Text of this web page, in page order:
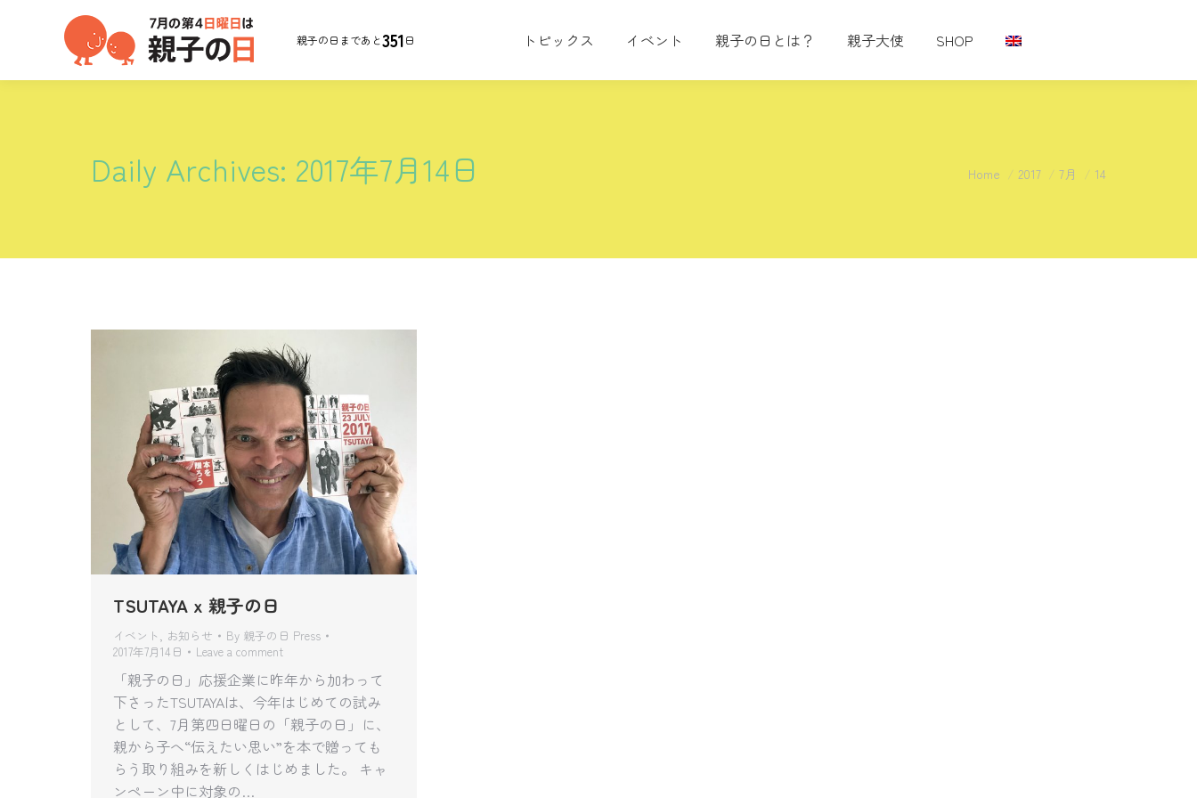
親子の日まであと351日 トピックス イベント 親子の日とは？ 親子大使 SHOP
Daily Archives: 2017年7月14日 You are here:
Home 2017 7月 14
TSUTAYA x 親子の日
イベント お知らせ By 親子の日 Press
2017年7月14日
Leave a comment
「親子の日」応援企業に昨年から加わって
下さったTSUTAYAは、今年はじめての試み
として、7月第四日曜日の「親子の日」に、
親から子へ“伝えたい思い”を本で贈っても
らう取り組みを新しくはじめました。 キャ
ンペーン中に対象の…